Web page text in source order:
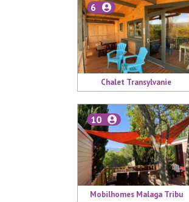
Chalet Transylvanie
6
Mobilhomes Malaga Tribu
10